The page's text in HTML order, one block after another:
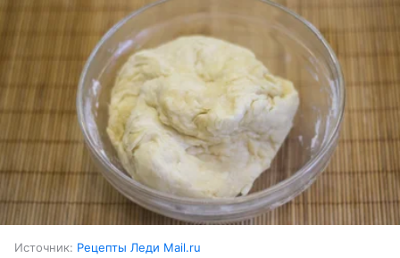
Источник: Рецепты Леди Mail.ru